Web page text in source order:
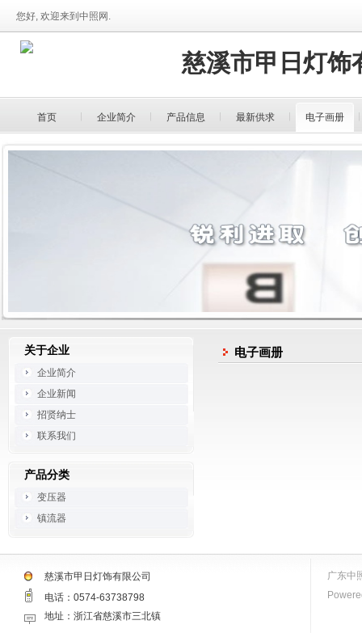
您好, 欢迎来到中照网.
慈溪市甲日灯饰
首页 企业简介 产品信息 最新供求 电子画册
电子画册
关于企业
企业简介
企业新闻
招贤纳士
联系我们
产品分类
变压器
镇流器
慈溪市甲日灯饰有限公司
电话：0574-63738798
地址：浙江省慈溪市三北镇
广东中